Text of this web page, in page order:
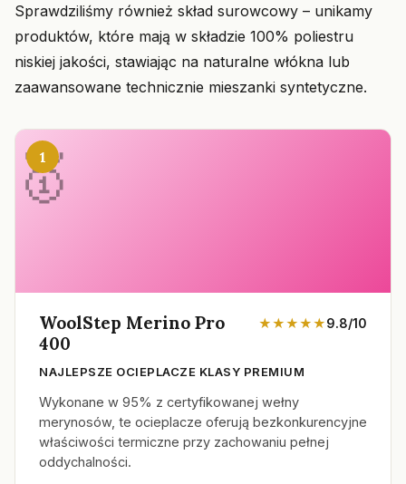
Sprawdziliśmy również skład surowcowy – unikamy
produktów, które mają w składzie 100% poliestru
niskiej jakości, stawiając na naturalne włókna lub
zaawansowane technicznie mieszanki syntetyczne.
1
WoolStep Merino Pro
400
★★★★★9.8/10
NAJLEPSZE OCIEPLACZE KLASY PREMIUM
Wykonane w 95% z certyfikowanej wełny
merynosów, te ocieplacze oferują bezkonkurencyjne
właściwości termiczne przy zachowaniu pełnej
oddychalności.